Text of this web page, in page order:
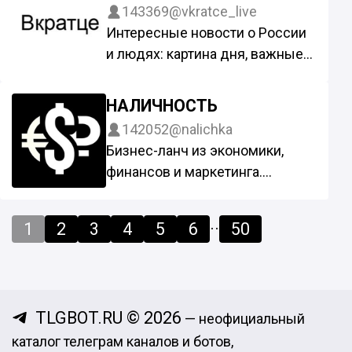
https://t.me/news_KU
Новейшие технологии и
стартапы для начинающих
инвесторов, советы экспертов
Сотрудничество @yuliatree
143369@vkratce_live
Интересные новости о России
и людях: картина дня, важные
экономика и успехи страны.
Сотрудничаем: @Spiral_Yuri
НАЛИЧНОСТЬ
142052@nalichka
Бизнес-ланч из экономики,
финансов и маркетинга.
Сотрудничество: @revis0r |
@assistantRevis0r
https://t.me/+kGPDOm3us4tlMTF
i
1 2 3 4 5 6 .. 50
TLGBOT.RU © 2026 — неофициальный
каталог телеграм каналов и ботов,